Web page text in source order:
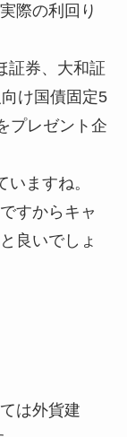
際の利回り
証券、大和証
け国債固定5
プレゼント企
ますね。
すからキャ
良いでしょ
は外貨建